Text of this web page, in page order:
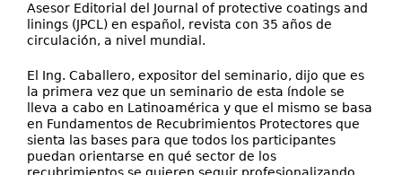
Asesor Editorial del Journal of protective coatings and
linings (JPCL) en español, revista con 35 años de
circulación, a nivel mundial.
El Ing. Caballero, expositor del seminario, dijo que es
la primera vez que un seminario de esta índole se
lleva a cabo en Latinoamérica y que el mismo se basa
en Fundamentos de Recubrimientos Protectores que
sienta las bases para que todos los participantes
puedan orientarse en qué sector de los